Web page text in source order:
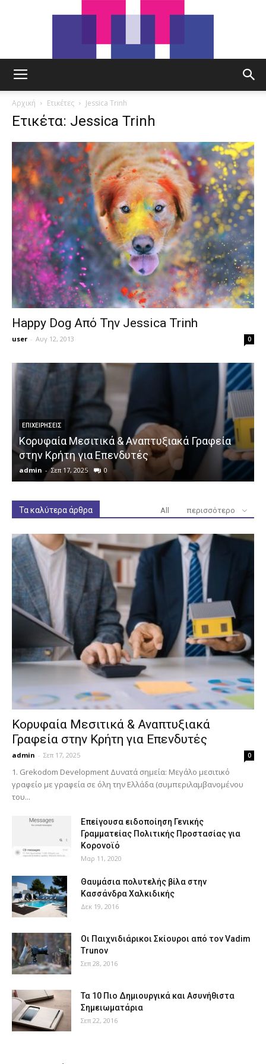
Αρχική Ετικέτες Jessica Trinh
Ετικέτα: Jessica Trinh
Happy Dog Από Την Jessica Trinh
user - Αυγ 12, 2013 0
ΕΠΙΧΕΙΡΉΣΕΙΣ
Κορυφαία Μεσιτικά & Αναπτυξιακά Γραφεία
στην Κρήτη για Επενδυτές
admin - Σεπ 17, 2025 0
Τα καλύτερα άρθρα All περισσότερο
Κορυφαία Μεσιτικά & Αναπτυξιακά
Γραφεία στην Κρήτη για Επενδυτές
admin - Σεπ 17, 2025 0
1. Grekodom Development Δυνατά σημεία: Μεγάλο μεσιτικό
γραφείο με γραφεία σε όλη την Ελλάδα (συμπεριλαμβανομένου
του...
Επείγουσα ειδοποίηση Γενικής
Γραμματείας Πολιτικής Προστασίας για
Κορονοϊό
Μαρ 11, 2020
Θαυμάσια πολυτελής βίλα στην
Κασσάνδρα Χαλκιδικής
Δεκ 19, 2016
Οι Παιχνιδιάρικοι Σκίουροι από τον Vadim
Trunov
Σεπ 28, 2016
Τα 10 Πιο Δημιουργικά και Ασυνήθιστα
Σημειωματάρια
Σεπ 22, 2016